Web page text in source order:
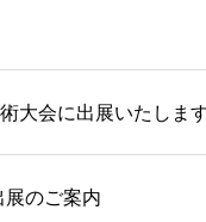
大会に出展いたしま
のご案内